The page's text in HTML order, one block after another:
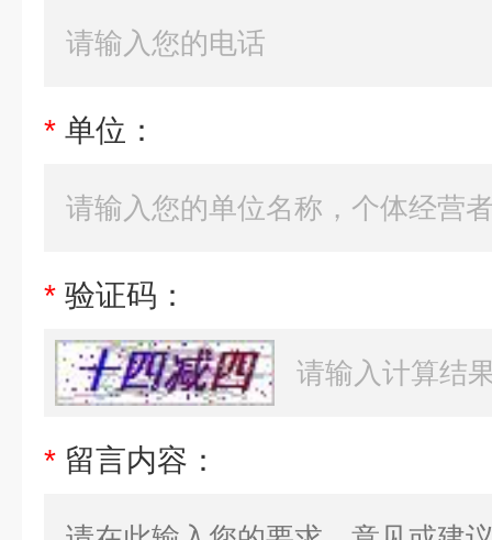
* 单位：
* 验证码：
* 留言内容：